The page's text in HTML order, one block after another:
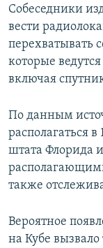
Собеседники
вести
перехватывать
которые
включая
По данным
располагаться
штата Флорида
также
Вероятное
на Кубе